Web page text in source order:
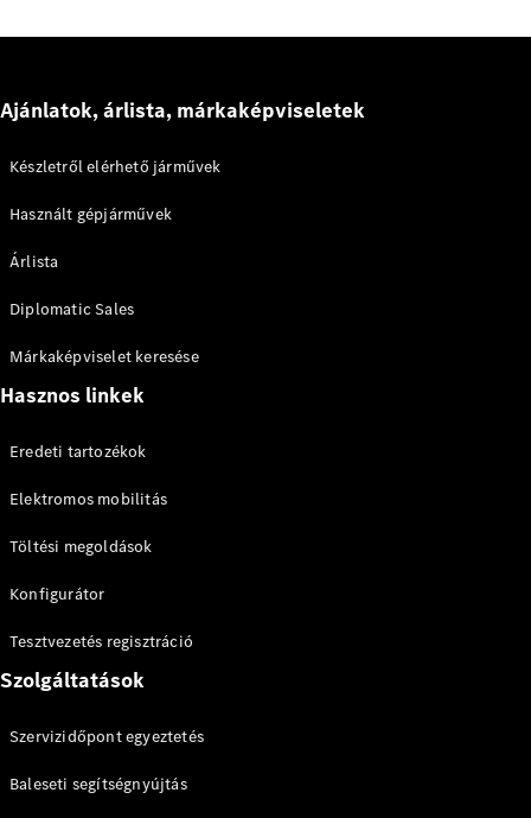
Karrier
Ajánlatok, árlista, márkaképviseletek
Készletről elérhető járművek
Használt gépjárművek
Árlista
Diplomatic Sales
Márkaképviselet keresése
Hasznos linkek
Eredeti tartozékok
Elektromos mobilitás
Töltési megoldások
Konfigurátor
Tesztvezetés regisztráció
Szolgáltatások
Szervizidőpont egyeztetés
Baleseti segítségnyújtás